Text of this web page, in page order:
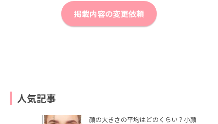
掲載内容の変更依頼
人気記事
顔の大きさの平均はどのくらい？小顔